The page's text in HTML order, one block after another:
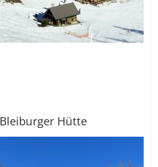
Bleiburger Hütte